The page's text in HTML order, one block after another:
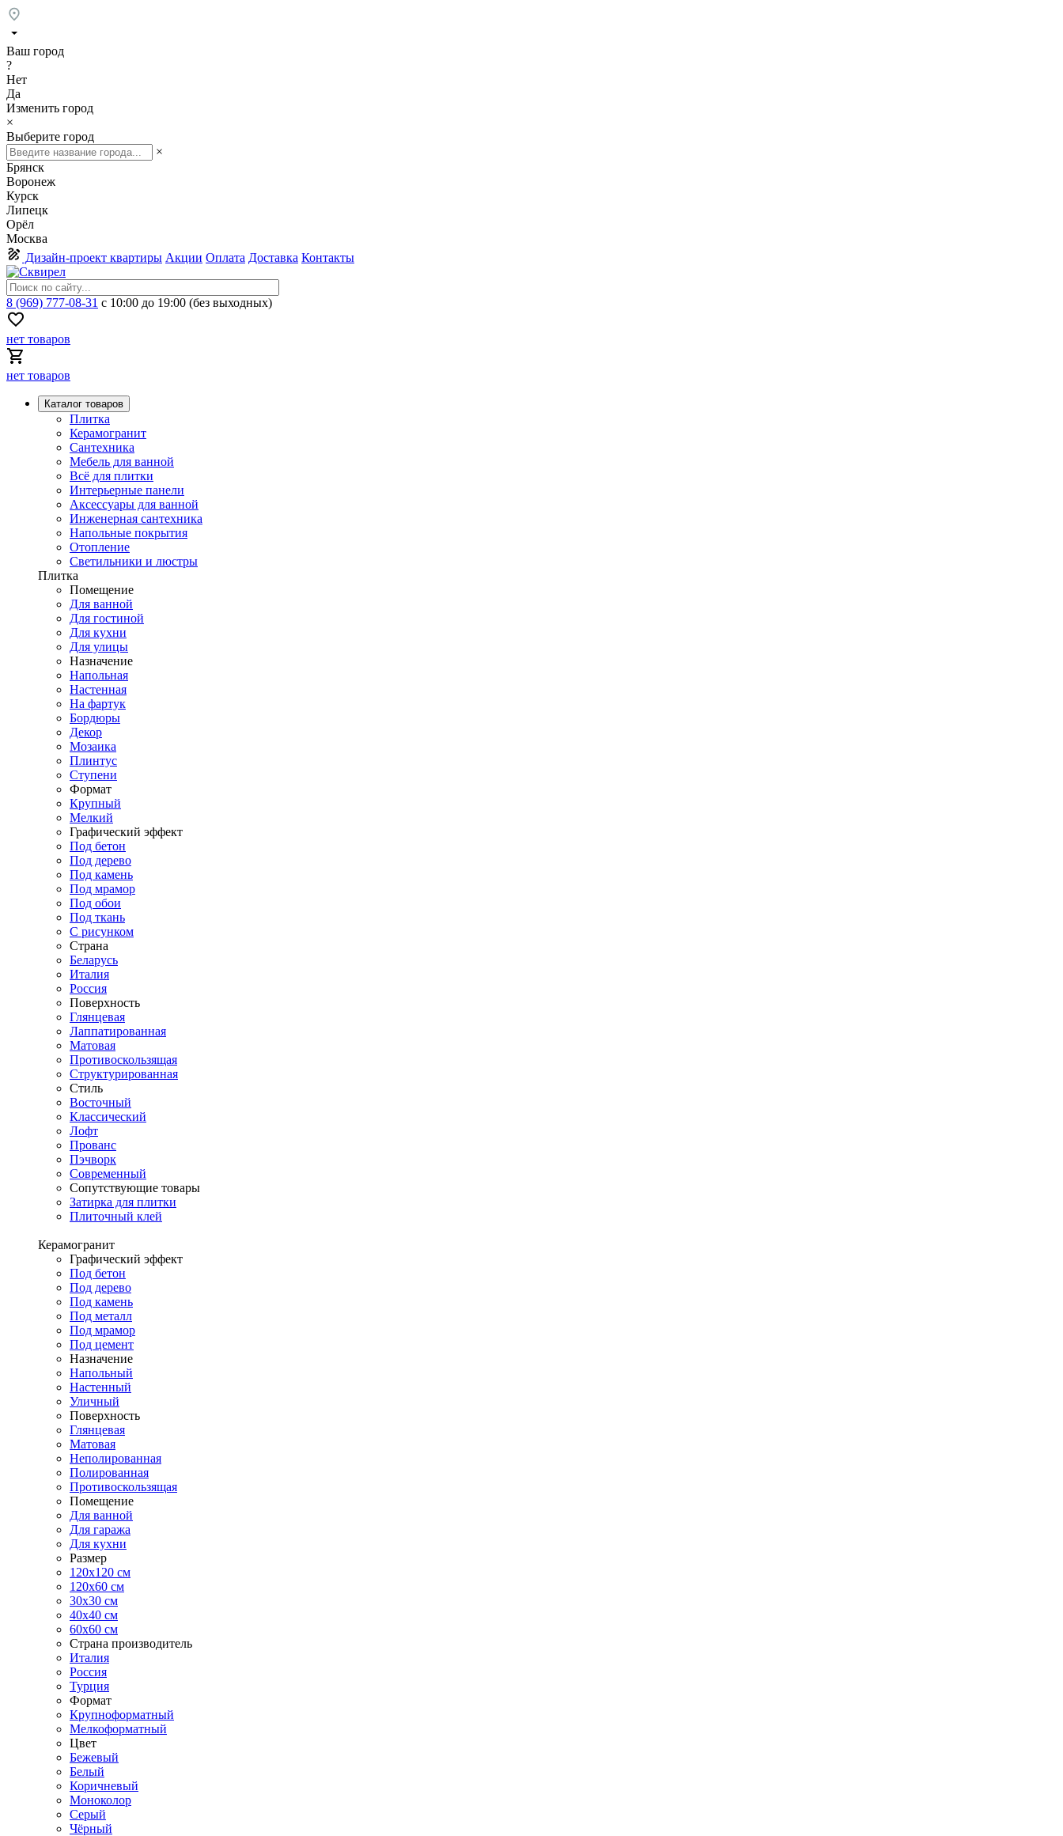
Ваш город
?
Нет
Да
Изменить город
×
Выберите город
×
Брянск
Воронеж
Курск
Липецк
Орёл
Москва
Дизайн-проект квартиры Акции Оплата Доставка Контакты
8 (969) 777-08-31 с 10:00 до 19:00 (без выходных)
нет товаров
нет товаров
Каталог товаров
Плитка
Керамогранит
Сантехника
Мебель для ванной
Всё для плитки
Интерьерные панели
Аксессуары для ванной
Инженерная сантехника
Напольные покрытия
Отопление
Светильники и люстры
Плитка
Помещение
Для ванной
Для гостиной
Для кухни
Для улицы
Назначение
Напольная
Настенная
На фартук
Бордюры
Декор
Мозаика
Плинтус
Ступени
Формат
Крупный
Мелкий
Графический эффект
Под бетон
Под дерево
Под камень
Под мрамор
Под обои
Под ткань
С рисунком
Страна
Беларусь
Италия
Россия
Поверхность
Глянцевая
Лаппатированная
Матовая
Противоскользящая
Структурированная
Стиль
Восточный
Классический
Лофт
Прованс
Пэчворк
Современный
Сопутствующие товары
Затирка для плитки
Плиточный клей
Керамогранит
Графический эффект
Под бетон
Под дерево
Под камень
Под металл
Под мрамор
Под цемент
Назначение
Напольный
Настенный
Уличный
Поверхность
Глянцевая
Матовая
Неполированная
Полированная
Противоскользящая
Помещение
Для ванной
Для гаража
Для кухни
Размер
120x120 см
120x60 см
30x30 см
40x40 см
60x60 см
Страна производитель
Италия
Россия
Турция
Формат
Крупноформатный
Мелкоформатный
Цвет
Бежевый
Белый
Коричневый
Моноколор
Серый
Чёрный